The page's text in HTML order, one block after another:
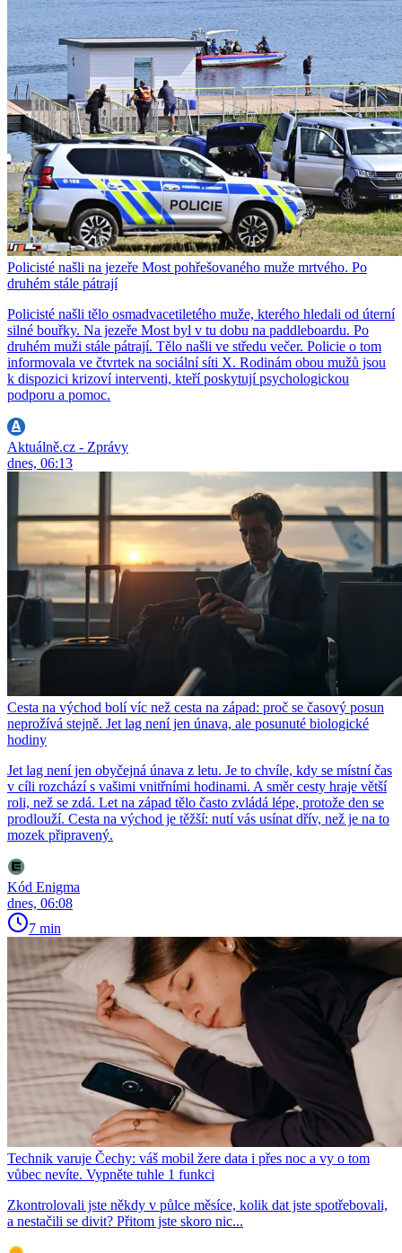
Policisté našli na jezeře Most pohřešovaného muže mrtvého. Po
druhém stále pátrají
Policisté našli tělo osmadvacetiletého muže, kterého hledali od úterní
silné bouřky. Na jezeře Most byl v tu dobu na paddleboardu. Po
druhém muži stále pátrají. Tělo našli ve středu večer. Policie o tom
informovala ve čtvrtek na sociální síti X. Rodinám obou mužů jsou
k dispozici krizoví interventi, kteří poskytují psychologickou
podporu a pomoc.
Aktuálně.cz - Zprávy
dnes, 06:13
Cesta na východ bolí víc než cesta na západ: proč se časový posun
neprožívá stejně. Jet lag není jen únava, ale posunuté biologické
hodiny
Jet lag není jen obyčejná únava z letu. Je to chvíle, kdy se místní čas
v cíli rozchází s vašimi vnitřními hodinami. A směr cesty hraje větší
roli, než se zdá. Let na západ tělo často zvládá lépe, protože den se
prodlouží. Cesta na východ je těžší: nutí vás usínat dřív, než je na to
mozek připravený.
Kód Enigma
dnes, 06:08
7 min
Technik varuje Čechy: váš mobil žere data i přes noc a vy o tom
vůbec nevíte. Vypněte tuhle 1 funkci
Zkontrolovali jste někdy v půlce měsíce, kolik dat jste spotřebovali,
a nestačili se divit? Přitom jste skoro nic...